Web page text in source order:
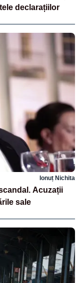
declarațiilor
Ionuț Nichita
Acuzații
sale